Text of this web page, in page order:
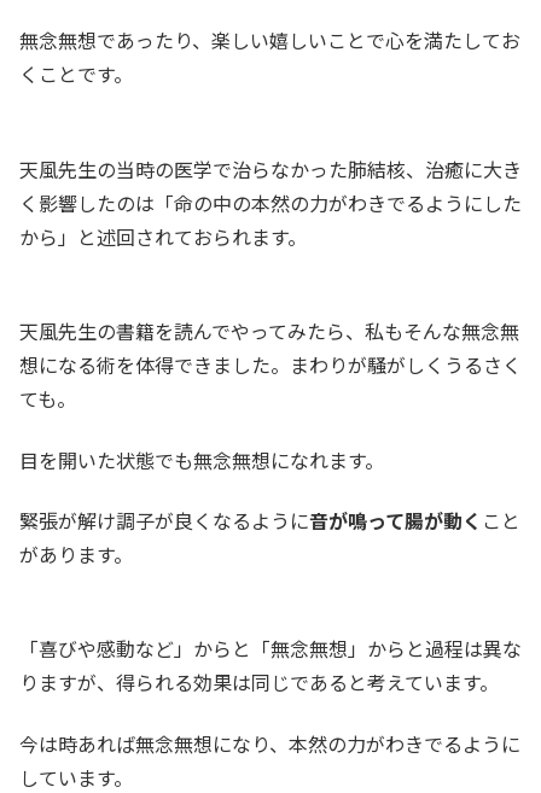
無念無想であったり、楽しい嬉しいことで心を満たしてお
くことです。
天風先生の当時の医学で治らなかった肺結核、治癒に大き
く影響したのは「命の中の本然の力がわきでるようにした
から」と述回されておられます。
天風先生の書籍を読んでやってみたら、私もそんな無念無
想になる術を体得できました。まわりが騒がしくうるさく
ても。
目を開いた状態でも無念無想になれます。
緊張が解け調子が良くなるように音が鳴って腸が動く こと
があります。
「喜びや感動など」からと「無念無想」からと過程は異な
りますが、得られる効果は同じであると考えています。
今は時あれば無念無想になり、本然の力がわきでるように
しています。